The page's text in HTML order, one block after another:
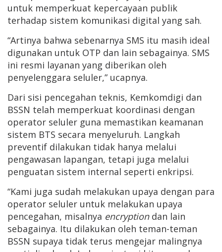
untuk memperkuat kepercayaan publik
terhadap sistem komunikasi digital yang sah.
“Artinya bahwa sebenarnya SMS itu masih ideal
digunakan untuk OTP dan lain sebagainya. SMS
ini resmi layanan yang diberikan oleh
penyelenggara seluler,” ucapnya.
Dari sisi pencegahan teknis, Kemkomdigi dan
BSSN telah memperkuat koordinasi dengan
operator seluler guna memastikan keamanan
sistem BTS secara menyeluruh. Langkah
preventif dilakukan tidak hanya melalui
pengawasan lapangan, tetapi juga melalui
penguatan sistem internal seperti enkripsi.
“Kami juga sudah melakukan upaya dengan para
operator seluler untuk melakukan upaya
pencegahan, misalnya encryptiondan lain
sebagainya. Itu dilakukan oleh teman-teman
BSSN supaya tidak terus mengejar malingnya